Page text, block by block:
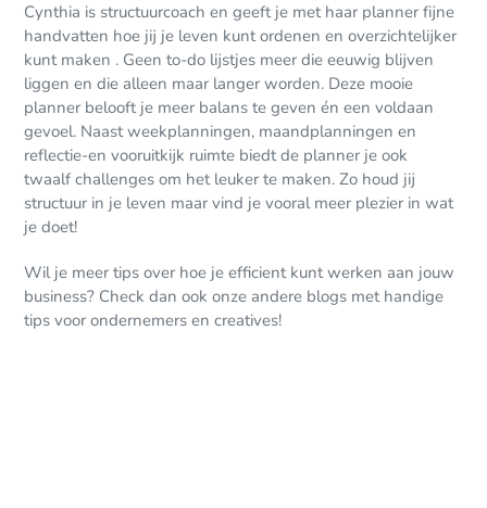
Cynthia is structuurcoach en geeft je met haar planner fijne
handvatten hoe jij je leven kunt ordenen en overzichtelijker
kunt maken . Geen to-do lijstjes meer die eeuwig blijven
liggen en die alleen maar langer worden. Deze mooie
planner belooft je meer balans te geven én een voldaan
gevoel. Naast weekplanningen, maandplanningen en
reflectie-en vooruitkijk ruimte biedt de planner je ook
twaalf challenges om het leuker te maken. Zo houd jij
structuur in je leven maar vind je vooral meer plezier in wat
je doet!
Wil je meer tips over hoe je efficient kunt werken aan jouw
business? Check dan ook onze andere blogs met handige
tips voor ondernemers en creatives!